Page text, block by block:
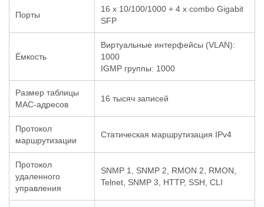
Порты
16 x 10/100/1000 + 4 x combo Gigabit
SFP
Ёмкость
Виртуальные интерфейсы (VLAN):
1000
IGMP группы: 1000
Размер таблицы
MAC-адресов
16 тысяч записей
Протокол
маршрутизации
Статическая маршрутизация IPv4
Протокол
удаленного
управления
SNMP 1, SNMP 2, RMON 2, RMON,
Telnet, SNMP 3, HTTP, SSH, CLI